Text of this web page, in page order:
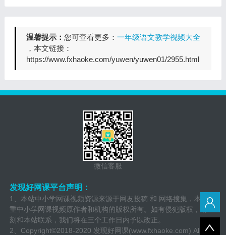
温馨提示： 您可查看更多： 一年级语文教学视频大全
，本文链接：
https://www.fxhaoke.com/yuwen/yuwen01/2955.html
微信客服
发现好网课平台声明：
1、本站中小学网课视频资源来源于网友投稿 和 网络搜集，本站尊
重中小学网课视频原作者和机构的版权所有。如有侵犯版权，请立
刻和本站联系，我们将在三个工作日内予以改正。
2、Copyright©2018-2020 发现好网课(www.fxhaoke.com) All